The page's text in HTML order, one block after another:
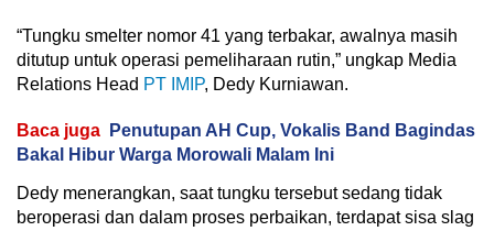
“Tungku smelter nomor 41 yang terbakar, awalnya masih
ditutup untuk operasi pemeliharaan rutin,” ungkap Media
Relations Head PT IMIP, Dedy Kurniawan.
Baca juga
Penutupan AH Cup, Vokalis Band Bagindas
Bakal Hibur Warga Morowali Malam Ini
Dedy menerangkan, saat tungku tersebut sedang tidak
beroperasi dan dalam proses perbaikan, terdapat sisa slag